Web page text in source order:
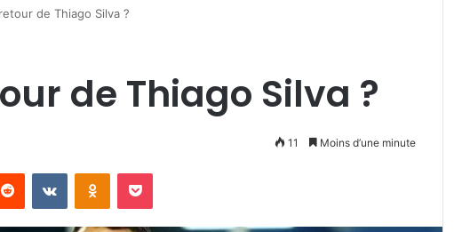
de Thiago Silva ?
de Thiago Silva ?
11 Moins d’une minute
Reddit VKontakteOdnoklassniki
Pocket